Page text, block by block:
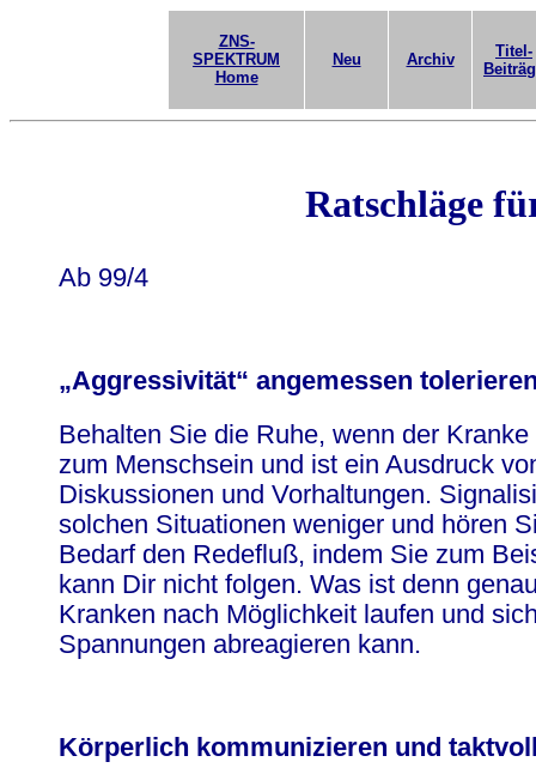
ZNS-
SPEKTRUM
Home
Neu Archiv
Titel-
Ratschläge
Ab 99/4
„Aggressivität“ angemessen
Behalten Sie die Ruhe, wenn der
zum Menschsein und ist ein Ausdruck
Diskussionen und Vorhaltungen.
solchen Situationen weniger und hören
Bedarf den Redefluß, indem Sie zum
kann Dir nicht folgen. Was ist denn
Kranken nach Möglichkeit laufen und
Spannungen abreagieren kann.
Körperlich kommunizieren und